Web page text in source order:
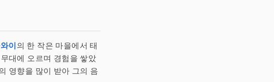
이의 한 작은 마을에서 태
대에 오르며 경험을 쌓았
영향을 많이 받아 그의 음